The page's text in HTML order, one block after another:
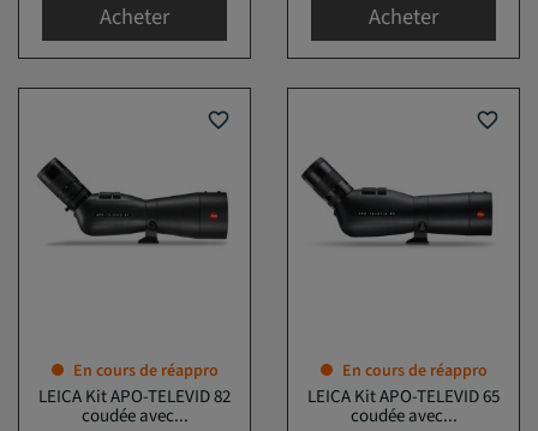
Acheter Acheter
favorite_border
En cours de réappro
LEICA Kit APO-TELEVID 82
coudée avec...
favorite_border
En cours de réappro
LEICA Kit APO-TELEVID 65
coudée avec...